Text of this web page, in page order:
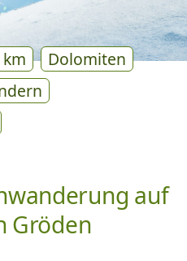
Dolomiten
auf
Gröden